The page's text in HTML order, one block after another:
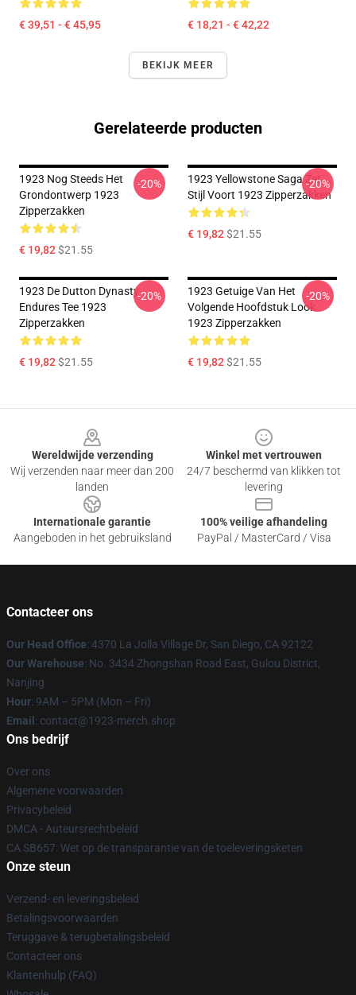
€ 39,51 - € 45,95 € 18,21 - € 42,22
BEKIJK MEER
Gerelateerde producten
1923 Nog Steeds Het
Grondontwerp 1923
Zipperzakken
€ 19,82$21.55
-20%
1923 Yellowstone Saga Zet
Stijl Voort 1923 Zipperzakken
€ 19,82$21.55
-20%
1923 De Dutton Dynasty
Endures Tee 1923
Zipperzakken
€ 19,82$21.55
-20%
1923 Getuige Van Het
Volgende Hoofdstuk Look
1923 Zipperzakken
€ 19,82$21.55
-20%
Wereldwijde verzending
Wij verzenden naar meer dan 200
landen
Winkel met vertrouwen
24/7 beschermd van klikken tot
levering
Internationale garantie
Aangeboden in het gebruiksland
100% veilige afhandeling
PayPal / MasterCard / Visa
Contacteer ons
Our Head Office: 4370 La Jolla Village Dr, San Diego, CA 92122
Our Warehouse: No. 3434 Zhongshan Road East, Gulou District,
Nanjing
Hour: 9AM – 5PM (Mon – Fri)
Email : contact@1923-merch.shop
Ons bedrijf
Over ons
Algemene voorwaarden
Privacybeleid
DMCA - Auteursrechtbeleid
CA SB657: Wet op de transparantie van de toeleveringsketen
Onze steun
Verzend- en leveringsbeleid
Betalingsvoorwaarden
Teruggave & terugbetalingsbeleid
Contacteer ons
Klantenhulp (FAQ)